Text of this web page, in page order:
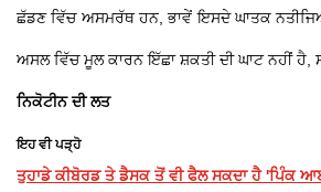
ਛੱਡਣ ਵਿੱਚ ਅਸਮਰੱਥ ਹਨ, ਭਾਵੇਂ ਇਸਦੇ ਘਾਤਕ
ਅਸਲ ਵਿੱਚ ਮੂਲ ਕਾਰਨ ਇੱਛਾ ਸ਼ਕਤੀ ਦੀ ਘਾਟ ਨਹੀਂ ਹੈ,
ਨਿਕੋਟੀਨ ਦੀ ਲਤ
ਇਹ ਵੀ ਪੜ੍ਹੋ
ਤੁਹਾਡੇ ਕੀਬੋਰਡ ਤੇ ਡੈਸਕ ਤੋਂ ਵੀ ਫੈਲ ਸਕਦਾ ਹੈ 'ਪਿੰਕ